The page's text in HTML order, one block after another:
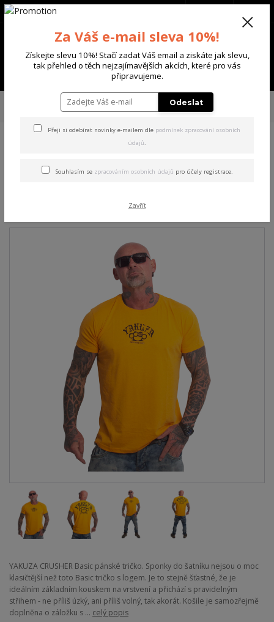
Menu
+420 702 136 620
TRIKA & TÍLKA
Yakuza pánské tričko Crusher Regular
Basic T-Shirt orange 5XL
Regular Basic T-Shirt orange
YAKUZA CRUSHER Basic pánské tričko. Sponky do šatníku nejsou o moc
klasičtější než toto Basic tričko s logem. Je to stejně šťastné, že je
ideálním základním kouskem na vrstvení a přichází s pravidelným
střihem - ne příliš úzký, ani příliš volný, tak akorát. Košile je samozřejmě
doplněna o záložku s ... celý popis
Za Váš e-mail sleva 10%!
Získejte slevu 10%! Stačí zadat Váš email a ziskáte jak slevu,
tak přehled o těch nejzajímavějších akcích, které pro vás
připravujeme.
Odeslat
Přeji si odebírat novinky e-mailem dle podmínek zpracování osobních
údajů.
Souhlasím se zpracováním osobních údajů pro účely registrace.
Zavřít